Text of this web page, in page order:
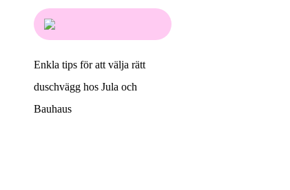
Enkla tips för att välja rätt
duschvägg hos Jula och
Bauhaus